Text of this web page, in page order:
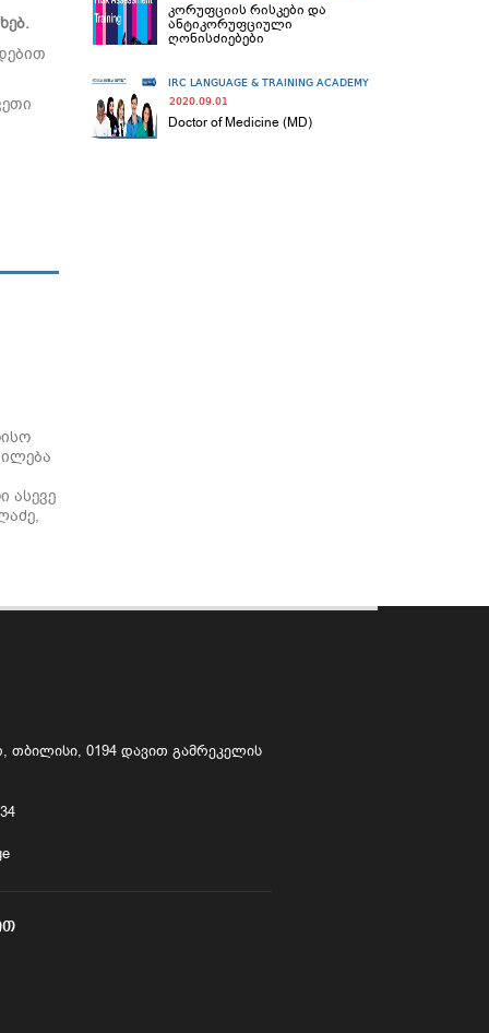
ასევე
კორუფციის რისკები და
ანტიკორუფციული
ღონისძიებები
IRC LANGUAGE & TRAINING ACADEMY
2020.09.01
Doctor of Medicine (MD)
თბილისი, 0194 დავით გამრეკელის